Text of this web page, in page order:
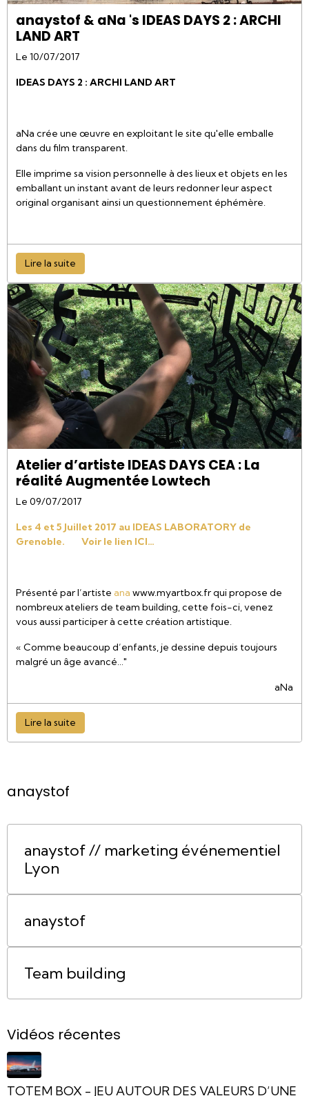
anaystof & aNa 's IDEAS DAYS 2 : ARCHI
LAND ART
Le 10/07/2017
IDEAS DAYS 2 : ARCHI LAND ART
aNa crée une œuvre en exploitant le site qu'elle emballe
dans du film transparent.
Elle imprime sa vision personnelle à des lieux et objets en les
emballant un instant avant de leurs redonner leur aspect
original organisant ainsi un questionnement éphémère.
Lire la suite
Atelier d’artiste IDEAS DAYS CEA : La
réalité Augmentée Lowtech
Le 09/07/2017
Les 4 et 5 Juillet 2017 au IDEAS LABORATORY de
Grenoble. Voir le lien ICI…
Présenté par l’artiste ana www.myartbox.fr qui propose de
nombreux ateliers de team building, cette fois-ci, venez
vous aussi participer à cette création artistique.
« Comme beaucoup d’enfants, je dessine depuis toujours
malgré un âge avancé…"
aNa
Lire la suite
anaystof
anaystof // marketing événementiel
Lyon
anaystof
Team building
Vidéos récentes
TOTEM BOX - JEU AUTOUR DES VALEURS D’UNE